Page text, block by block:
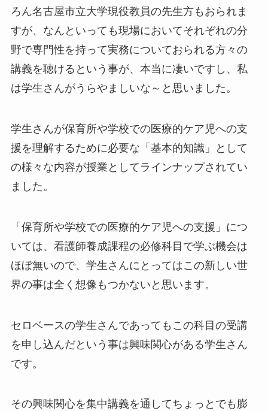
ろん名古屋市立大学現役教員の先生方もおられま
すが、なんといっても現場においてそれぞれの分
野で専門性を持って実務についておられる方々の
講義を聴けるという事が、本当に凄いですし、私
は学生さんがうらやましいな～と思いました。
学生さんが保育所や学校での医療的ケア児への支
援を理解するために必要な「基本的知識」として
の様々な内容が授業としてラインナップされてい
ました。
「保育所や学校での医療的ケア児への支援」につ
いては、看護師養成課程の必修科目で学ぶ機会は
ほぼ無いので、学生さんにとってはこの新しい世
界の事は全く想像もつかないと思います。
セロベースの学生さんであってもこの科目の受講
を申し込んだという事は興味関心がある学生さん
です。
その興味関心を集中講義を通してちょっとでも膨